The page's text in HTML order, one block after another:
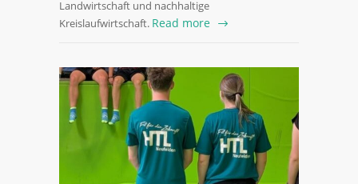
Landwirtschaft und nachhaltige
Kreislaufwirtschaft. Read more